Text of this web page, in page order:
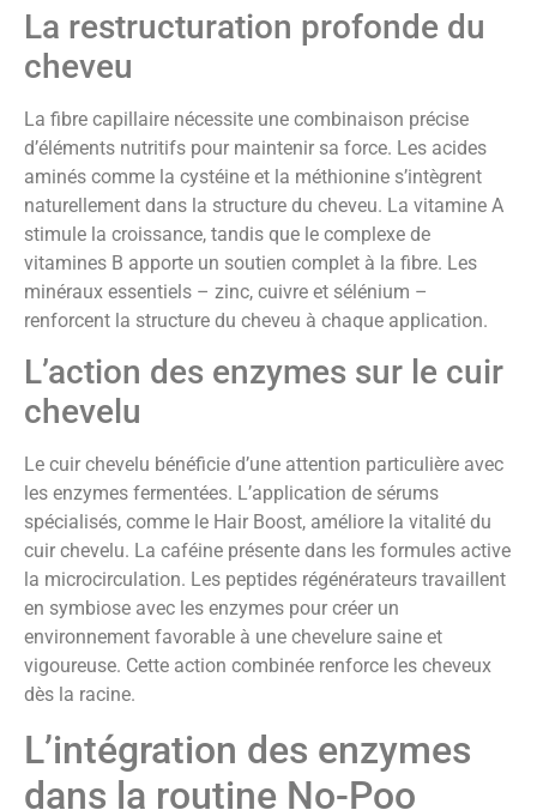
La restructuration profonde du
cheveu
La fibre capillaire nécessite une combinaison précise
d’éléments nutritifs pour maintenir sa force. Les acides
aminés comme la cystéine et la méthionine s’intègrent
naturellement dans la structure du cheveu. La vitamine A
stimule la croissance, tandis que le complexe de
vitamines B apporte un soutien complet à la fibre. Les
minéraux essentiels – zinc, cuivre et sélénium –
renforcent la structure du cheveu à chaque application.
L’action des enzymes sur le cuir
chevelu
Le cuir chevelu bénéficie d’une attention particulière avec
les enzymes fermentées. L’application de sérums
spécialisés, comme le Hair Boost, améliore la vitalité du
cuir chevelu. La caféine présente dans les formules active
la microcirculation. Les peptides régénérateurs travaillent
en symbiose avec les enzymes pour créer un
environnement favorable à une chevelure saine et
vigoureuse. Cette action combinée renforce les cheveux
dès la racine.
L’intégration des enzymes
dans la routine No-Poo